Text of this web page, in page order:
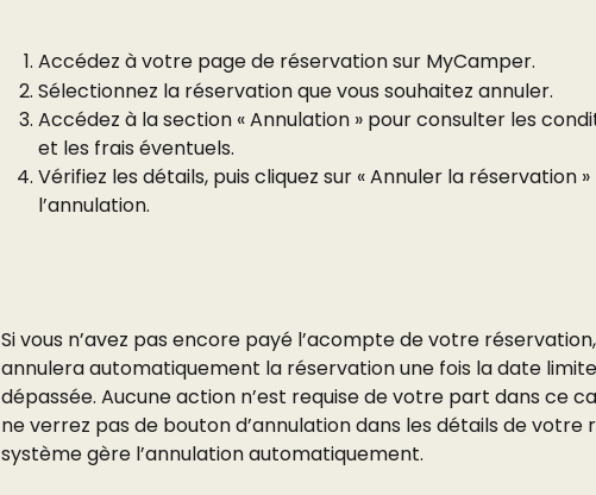
Accédez à votre page de réservation sur MyCamper.
Sélectionnez la réservation que vous souhaitez annuler.
Accédez à la section « Annulation » pour consulter les
et les frais éventuels.
Vérifiez les détails, puis cliquez sur « Annuler la réservation
l’annulation.
Si vous n’avez pas encore payé l’acompte de votre
annulera automatiquement la réservation une fois la date
dépassée. Aucune action n’est requise de votre part dans ce
ne verrez pas de bouton d’annulation dans les détails de votre
système gère l’annulation automatiquement.